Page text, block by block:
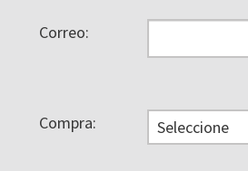
Correo:
Compra: